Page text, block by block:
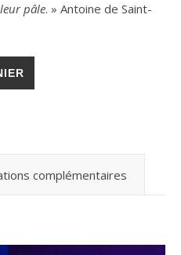
pâle. » Antoine de Saint-
Saint-Exupéry
complémentaires